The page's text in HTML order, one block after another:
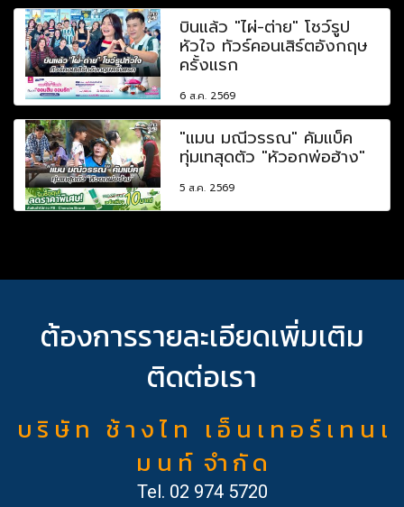
บินแล้ว "ไผ่-ต่าย" โชว์รูป
หัวใจ ทัวร์คอนเสิร์ตอังกฤษ
ครั้งแรก
6 ส.ค. 2569
"แมน มณีวรรณ" คัมแบ็ค
ทุ่มเทสุดตัว "หัวอกพ่อฮ้าง"
5 ส.ค. 2569
ต้องการรายละเอียดเพิ่มเติม
ติดต่อเรา
บ ริ ษั ท ช้ า ง ไ ท เ อ็ น เ ท อ ร์ เ ท น เ
ม น ท์ จำ กั ด
Tel. 02 974 5720